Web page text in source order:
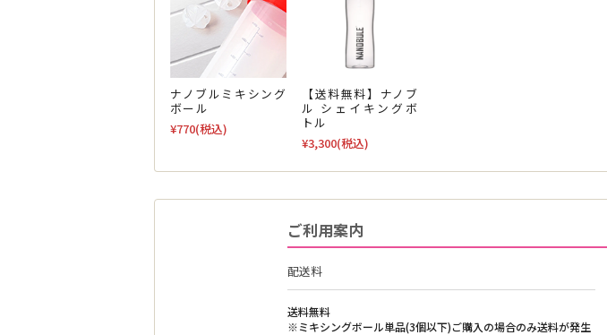
【2021年11月15日現在の在庫】
●60の朝…0個 ／ 60の夜…2個
※朝と夜のセットの販売は終了とさせていただきます。
●マルチケアリップ 01…0個／マルチケアリップ 02…0個
※マルチケアリップ 01は、完売いたしました。
※マルチケアリップ 02は、完売いたしました。
長らくのご愛顧ありがとうございました。
※60の朝は、完売いたしました。
※マルチケアリップ 02は、完売いたしました。
【2021年11月2日現在の在庫】
ナノブルミキシング
ボール
¥770(税込)
【送料無料】ナノブ
ル シェイキングボ
トル
¥3,300(税込)
ご利用案内
配送料
送料無料
※ミキシングボール単品(3個以下)ご購入の場合のみ送料が発生